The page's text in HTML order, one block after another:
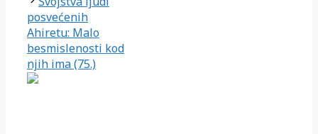
posvećenih
Ahiretu: Malo
besmislenosti kod
njih ima (75.)